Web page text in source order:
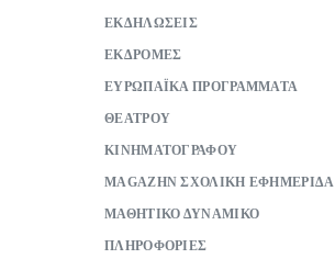
ΕΚΔΗΛΩΣΕΙΣ
ΕΚΔΡΟΜΕΣ
ΕΥΡΩΠΑΪΚΑ ΠΡΟΓΡΑΜΜΑΤΑ
ΘΕΑΤΡΟΥ
ΚΙΝΗΜΑΤΟΓΡΑΦΟΥ
ΜAGAZHN ΣΧΟΛΙΚΗ ΕΦΗΜΕΡΙΔΑ
ΜΑΘΗΤΙΚΟ ΔΥΝΑΜΙΚΟ
ΠΛΗΡΟΦΟΡΙΕΣ